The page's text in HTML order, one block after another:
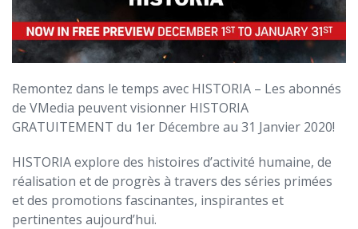
Remontez dans le temps avec HISTORIA – Les abonnés
de VMedia peuvent visionner HISTORIA
GRATUITEMENT du 1er Décembre au 31 Janvier 2020!
HISTORIA explore des histoires d’activité humaine, de
réalisation et de progrès à travers des séries primées
et des promotions fascinantes, inspirantes et
pertinentes aujourd’hui.